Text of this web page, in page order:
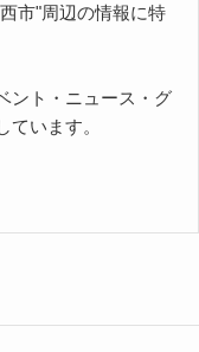
市"周辺の情報に特
ント・ニュース・グ
います。